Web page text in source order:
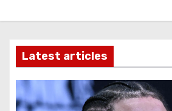
t
Latest articles